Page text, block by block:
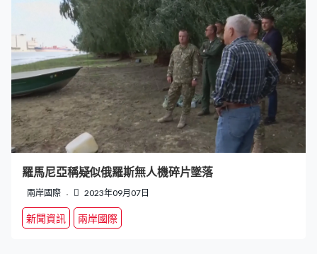
羅馬尼亞稱疑似俄羅斯無人機碎片墜落
兩岸國際 2023年09月07日
新聞資訊 兩岸國際